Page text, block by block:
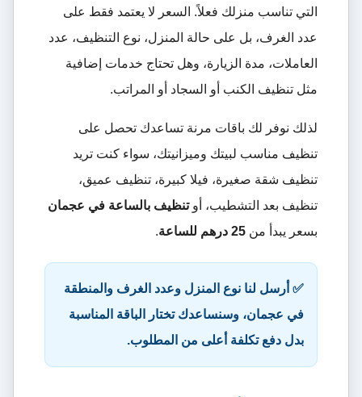
التي تناسب منزلك فعلاً. السعر لا يعتمد فقط على
عدد الغرف، بل على حالة المنزل، نوع التنظيف، عدد
العاملات، مدة الزيارة، وهل تحتاج خدمات إضافية
مثل تنظيف الكنب أو السجاد أو المراتب.
لذلك نوفر لك باقات مرنة تساعدك تحصل على
تنظيف مناسب لبيتك وميزانيتك، سواء كنت تريد
تنظيف شقة صغيرة، فيلا كبيرة، تنظيف عميق،
تنظيف بعد التشطيب، أوتنظيف بالساعة في عجمان
بسعر يبدأ من 25 درهم للساعة .
✅ أرسل لنا نوع المنزل وعدد الغرف والمنطقة
في عجمان، وسنساعدك تختار الباقة المناسبة
بدل دفع تكلفة أعلى من المطلوب.